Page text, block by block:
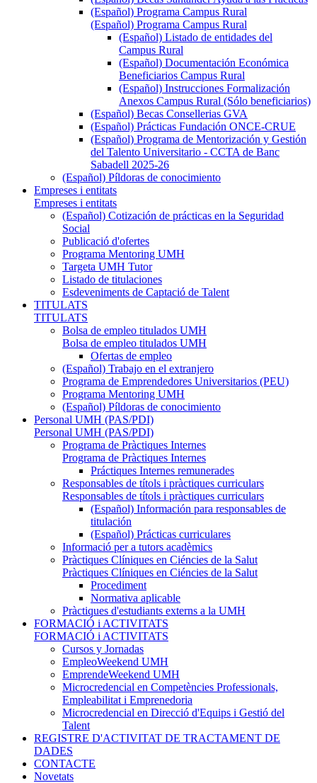
(Español) Programa Campus Rural
(Español) Programa Campus Rural
(Español) Listado de entidades del
Campus Rural
(Español) Documentación Económica
Beneficiarios Campus Rural
(Español) Instrucciones Formalización
Anexos Campus Rural (Sólo beneficiarios)
(Español) Becas Consellerias GVA
(Español) Prácticas Fundación ONCE-CRUE
(Español) Programa de Mentorización y Gestión
del Talento Universitario - CCTA de Banc
Sabadell 2025-26
(Español) Píldoras de conocimiento
Empreses i entitats
Empreses i entitats
(Español) Cotización de prácticas en la Seguridad
Social
Publicació d'ofertes
Programa Mentoring UMH
Targeta UMH Tutor
Listado de titulaciones
Esdeveniments de Captació de Talent
TITULATS
TITULATS
Bolsa de empleo titulados UMH
Bolsa de empleo titulados UMH
Ofertas de empleo
(Español) Trabajo en el extranjero
Programa de Emprendedores Universitarios (PEU)
Programa Mentoring UMH
(Español) Píldoras de conocimiento
Personal UMH (PAS/PDI)
Personal UMH (PAS/PDI)
Programa de Pràctiques Internes
Programa de Pràctiques Internes
Práctiques Internes remunerades
Responsables de títols i pràctiques curriculars
Responsables de títols i pràctiques curriculars
(Español) Información para responsables de
titulación
(Español) Prácticas curriculares
Informació per a tutors acadèmics
Pràctiques Clíniques en Ciéncies de la Salut
Pràctiques Clíniques en Ciéncies de la Salut
Procediment
Normativa aplicable
Pràctiques d'estudiants externs a la UMH
FORMACIÓ i ACTIVITATS
FORMACIÓ i ACTIVITATS
Cursos y Jornadas
EmpleoWeekend UMH
EmprendeWeekend UMH
Microcredencial en Competències Professionals,
Empleabilitat i Emprenedoria
Microcredencial en Direcció d'Equips i Gestió del
Talent
REGISTRE D'ACTIVITAT DE TRACTAMENT DE
DADES
CONTACTE
Novetats